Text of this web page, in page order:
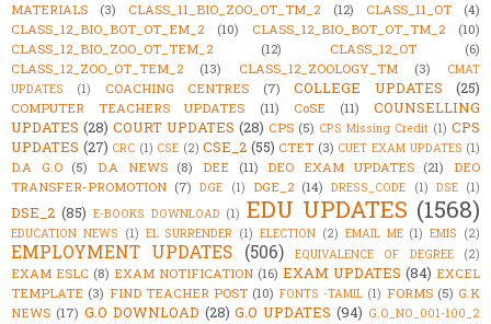
MATERIALS
(3) CLASS_11_BIO_ZOO_OT_TM_2 (12) CLASS_11_OT
(4)
CLASS_12_BIO_BOT_OT_EM_2
(10) CLASS_12_BIO_BOT_OT_TM_2
(10)
CLASS_12_BIO_ZOO_OT_TEM_2
(12) CLASS_12_OT
(6)
CLASS_12_ZOO_OT_TEM_2
(13) CLASS_12_ZOOLOGY_TM (3)
CMAT
UPDATES
(1) COACHING CENTRES (7) COLLEGE UPDATES (25)
COMPUTER TEACHERS UPDATES (11) CoSE (11)
COUNSELLING
UPDATES (28) COURT UPDATES (28) CPS (5) CPS Missing Credit (1) CPS
UPDATES (27) CRC (1) CSE (2) CSE_2 (55) CTET (3) CUET EXAM UPDATES (1)
D.A G.O (5) D.A NEWS (8) DEE (11) DEO EXAM UPDATES (21)
DEO
TRANSFER-PROMOTION (7) DGE (1) DGE_2 (14) DRESS_CODE (1) DSE (1)
DSE_2 (85) E-BOOKS DOWNLOAD (1) EDU UPDATES (1568)
EDUCATION NEWS (1) EL SURRENDER (1) ELECTION (2) EMAIL ME (1) EMIS (2)
EMPLOYMENT UPDATES (506) EQUIVALENCE OF DEGREE (2)
EXAM ESLC (8) EXAM NOTIFICATION (16) EXAM UPDATES (84) EXCEL
TEMPLATE (3) FIND TEACHER POST (10) FONTS -TAMIL (1) FORMS (5) G.K
NEWS (17) G.O DOWNLOAD (28) G.O UPDATES (94) G.O_NO_001-100_2